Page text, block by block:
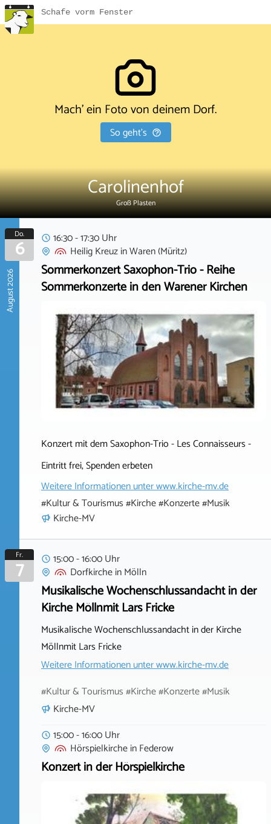
Schafe vorm Fenster
Mach' ein Foto von deinem Dorf.
So geht's
Carolinenhof
Groß Plasten
August 2026
Do.
6
16:30 - 17:30 Uhr
Heilig KreuzinWaren (Müritz)
Sommerkonzert Saxophon-Trio - Reihe
Sommerkonzerte in den Warener Kirchen
Konzert mit dem Saxophon-Trio - Les Connaisseurs -
Eintritt frei, Spenden erbeten
Weitere Informationen unterwww.kirche-mv.de
#Kultur & Tourismus #Kirche #Konzerte #Musik
Kirche-MV
Fr.
7
15:00 - 16:00 Uhr
DorfkircheinMölln
Musikalische Wochenschlussandacht in der
Kirche Möllnmit Lars Fricke
Musikalische Wochenschlussandacht in der Kirche
Möllnmit Lars Fricke
Weitere Informationen unterwww.kirche-mv.de
#Kultur & Tourismus #Kirche #Konzerte #Musik
Kirche-MV
15:00 - 16:00 Uhr
HörspielkircheinFederow
Konzert in der Hörspielkirche